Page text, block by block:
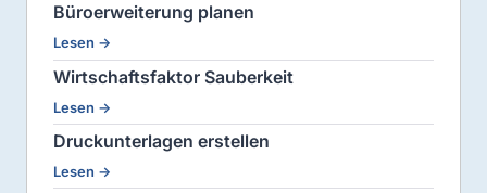
Büroerweiterung planen
Lesen →
Wirtschaftsfaktor Sauberkeit
Lesen →
Druckunterlagen erstellen
Lesen →